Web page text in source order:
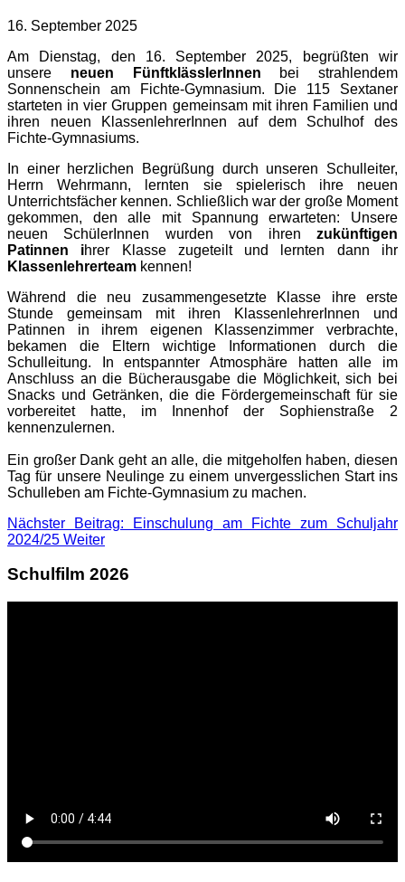
16. September 2025
Am Dienstag, den 16. September 2025, begrüßten wir
unsere neuen FünftklässlerInnen bei strahlendem
Sonnenschein am Fichte-Gymnasium. Die 115 Sextaner
starteten in vier Gruppen gemeinsam mit ihren Familien und
ihren neuen KlassenlehrerInnen auf dem Schulhof des
Fichte-Gymnasiums.
In einer herzlichen Begrüßung durch unseren Schulleiter,
Herrn Wehrmann, lernten sie spielerisch ihre neuen
Unterrichtsfächer kennen. Schließlich war der große Moment
gekommen, den alle mit Spannung erwarteten: Unsere
neuen SchülerInnen wurden von ihren zukünftigen
Patinnen ihrer Klasse zugeteilt und lernten dann ihr
Klassenlehrerteam kennen!
Während die neu zusammengesetzte Klasse ihre erste
Stunde gemeinsam mit ihren KlassenlehrerInnen und
Patinnen in ihrem eigenen Klassenzimmer verbrachte,
bekamen die Eltern wichtige Informationen durch die
Schulleitung. In entspannter Atmosphäre hatten alle im
Anschluss an die Bücherausgabe die Möglichkeit, sich bei
Snacks und Getränken, die die Fördergemeinschaft für sie
vorbereitet hatte, im Innenhof der Sophienstraße 2
kennenzulernen.
Ein großer Dank geht an alle, die mitgeholfen haben, diesen
Tag für unsere Neulinge zu einem unvergesslichen Start ins
Schulleben am Fichte-Gymnasium zu machen.
Nächster Beitrag: Einschulung am Fichte zum Schuljahr
2024/25 Weiter
Schulfilm 2026